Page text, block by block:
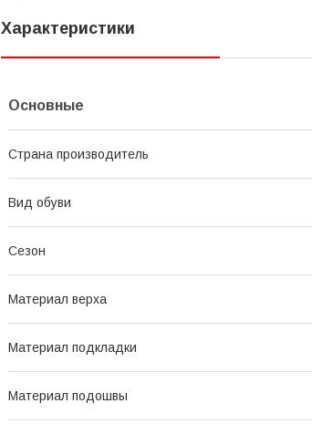
Характеристики
Основные
Страна производитель
Вид обуви
Сезон
Материал верха
Материал подкладки
Материал подошвы